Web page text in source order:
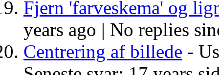
Fjern 'farveskema' og
years ago | No replies
Centrering af billede -